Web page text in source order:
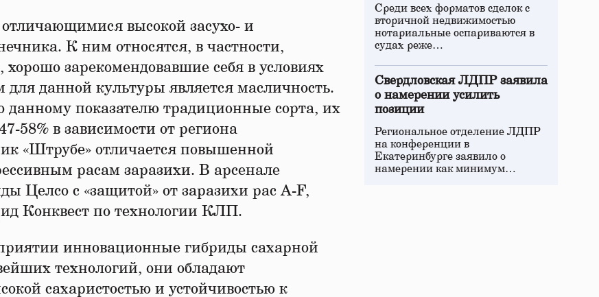
высокой засухо- и
К ним относятся, в частности,
зарекомендовавшие себя в условиях
данной культуры является масличность.
показателю традиционные сорта, их
58% в зависимости от региона
«Штрубе» отличается повышенной
расам заразихи. В арсенале
Целсо с «защитой» от заразихи рас А-F,
Конквест по технологии КЛП.
инновационные гибриды сахарной
технологий, они обладают
сахаристостью и устойчивостью к
Среди всех форматов сделок с
вторичной недвижимостью
нотариальные оспариваются в
судах реже…
Свердловская ЛДПР заявила
о намерении усилить
позиции
Региональное отделение ЛДПР
на конференции в
Екатеринбурге заявило о
намерении как минимум…